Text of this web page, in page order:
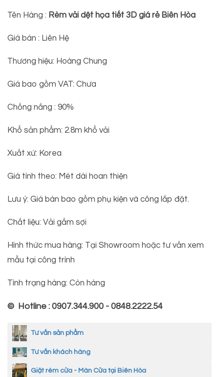
Tên Hàng : Rèm vải dệt họa tiết 3D giá rẻ Biên Hòa
Giá bán : Liên Hệ
Thương hiệu: Hoàng Chung
Giá bao gồm VAT: Chưa
Chống nắng : 90%
Khổ sản phẩm: 2.8m khổ vải
Xuất xứ: Korea
Giá tính theo: Mét dài hoan thiện
Lưu ý: Giá bán bao gồm phụ kiện và công lắp đặt.
Chất liệu: Vải gấm sợi
Hình thức mua hàng: Tại Showroom hoặc tư vấn xem
mẫu tại công trình
Tình trạng hàng: Còn hàng
© Hotline : 0907.344.900 - 0848.2222.54
Tư vấn sản phẩm
Tư vấn khách hàng
Giặt rèm cửa - Màn Cửa tại Biên Hòa